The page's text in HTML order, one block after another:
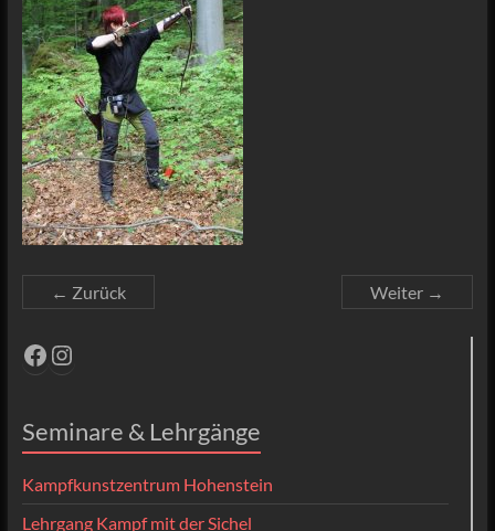
← Zurück Weiter →
Facebook
Instagram
Seminare & Lehrgänge
Kampfkunstzentrum Hohenstein
Lehrgang Kampf mit der Sichel